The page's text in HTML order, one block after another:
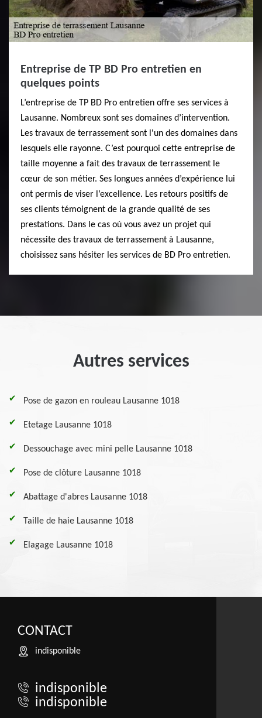
Entreprise de TP BD Pro entretien en
quelques points
L’entreprise de TP BD Pro entretien offre ses services à
Lausanne. Nombreux sont ses domaines d’intervention.
Les travaux de terrassement sont l'un des domaines dans
lesquels elle rayonne. C’est pourquoi cette entreprise de
taille moyenne a fait des travaux de terrassement le
cœur de son métier. Ses longues années d’expérience lui
ont permis de viser l’excellence. Les retours positifs de
ses clients témoignent de la grande qualité de ses
prestations. Dans le cas où vous avez un projet qui
nécessite des travaux de terrassement à Lausanne,
choisissez sans hésiter les services de BD Pro entretien.
Autres services
Pose de gazon en rouleau Lausanne 1018
Etetage Lausanne 1018
Dessouchage avec mini pelle Lausanne 1018
Pose de clôture Lausanne 1018
Abattage d'abres Lausanne 1018
Taille de haie Lausanne 1018
Elagage Lausanne 1018
CONTACT
indisponible
indisponible
indisponible